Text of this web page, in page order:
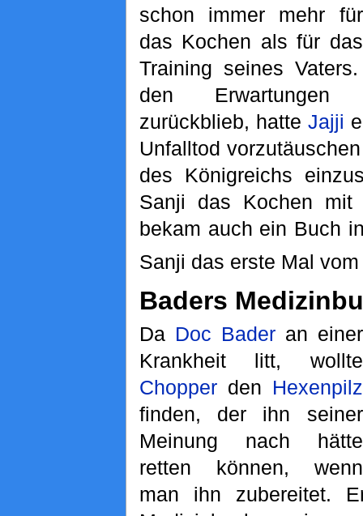
schon immer mehr für
das Kochen als für das
Training seines
den Erwartungen
zurückblieb, hatteJajji
Unfalltod
des Königreichs
Sanji das Kochen mit
bekam auch ein Buch
Sanji das erste Mal
Baders
Da Doc Baderan einer
Krankheit litt, wollte
Chopperden Hexenpilz
finden, der ihn seiner
Meinung nach hätte
retten können, wenn
man ihn zubereitet.